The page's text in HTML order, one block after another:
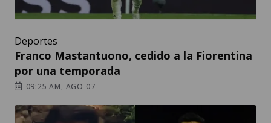
Deportes
Franco Mastantuono, cedido a la Fiorentina
por una temporada
09:25 AM, AGO 07